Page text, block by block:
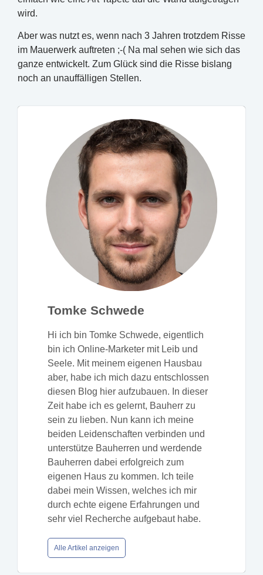
wird.
Aber was nutzt es, wenn nach 3 Jahren trotzdem Risse
im Mauerwerk auftreten ;-( Na mal sehen wie sich das
ganze entwickelt. Zum Glück sind die Risse bislang
noch an unauffälligen Stellen.
Tomke Schwede
Hi ich bin Tomke Schwede, eigentlich
bin ich Online-Marketer mit Leib und
Seele. Mit meinem eigenen Hausbau
aber, habe ich mich dazu entschlossen
diesen Blog hier aufzubauen. In dieser
Zeit habe ich es gelernt, Bauherr zu
sein zu lieben. Nun kann ich meine
beiden Leidenschaften verbinden und
unterstütze Bauherren und werdende
Bauherren dabei erfolgreich zum
eigenen Haus zu kommen. Ich teile
dabei mein Wissen, welches ich mir
durch echte eigene Erfahrungen und
sehr viel Recherche aufgebaut habe.
Alle Artikel anzeigen